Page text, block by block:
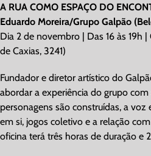
A RUA COMO ESPAÇO DO
Eduardo Moreira/Grupo Galpão
Dia 2 de novembro | Das 16 às 19h
de Caxias, 3241)
Fundador e diretor artístico do
abordar a experiência do grupo
personagens são construídas, a voz
em si, jogos coletivo e a relação
oficina terá três horas de duração e